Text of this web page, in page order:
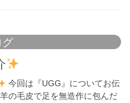
グ
今回は『UGG』についてお伝
の毛皮で足を無造作に包んだ